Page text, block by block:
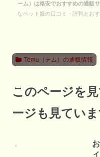
ーム）は格安でおすすめの通販
なペット服の口コミ・評判とお
Temu（テム）の通販情報
このページを
ージも見てい